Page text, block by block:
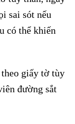
sai sót nếu
có thể khiến
theo giấy tờ tùy
đường sắt